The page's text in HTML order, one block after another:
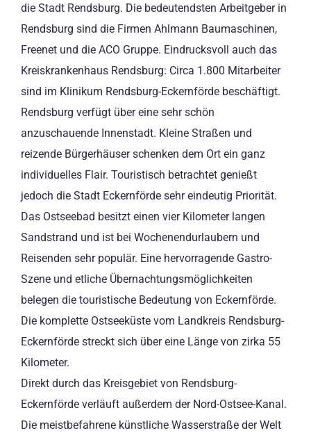
die Stadt Rendsburg. Die bedeutendsten Arbeitgeber in
Rendsburg sind die Firmen Ahlmann Baumaschinen,
Freenet und die ACO Gruppe. Eindrucksvoll auch das
Kreiskrankenhaus Rendsburg: Circa 1.800 Mitarbeiter
sind im Klinikum Rendsburg-Eckernförde beschäftigt.
Rendsburg verfügt über eine sehr schön
anzuschauende Innenstadt. Kleine Straßen und
reizende Bürgerhäuser schenken dem Ort ein ganz
individuelles Flair. Touristisch betrachtet genießt
jedoch die Stadt Eckernförde sehr eindeutig Priorität.
Das Ostseebad besitzt einen vier Kilometer langen
Sandstrand und ist bei Wochenendurlaubern und
Reisenden sehr populär. Eine hervorragende Gastro-
Szene und etliche Übernachtungsmöglichkeiten
belegen die touristische Bedeutung von Eckernförde.
Die komplette Ostseeküste vom Landkreis Rendsburg-
Eckernförde streckt sich über eine Länge von zirka 55
Kilometer.
Direkt durch das Kreisgebiet von Rendsburg-
Eckernförde verläuft außerdem der Nord-Ostsee-Kanal.
Die meistbefahrene künstliche Wasserstraße der Welt